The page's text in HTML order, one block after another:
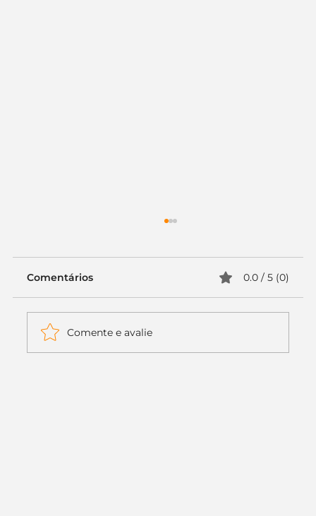
Comentários 0.0 / 5 (0)
Comente e avalie